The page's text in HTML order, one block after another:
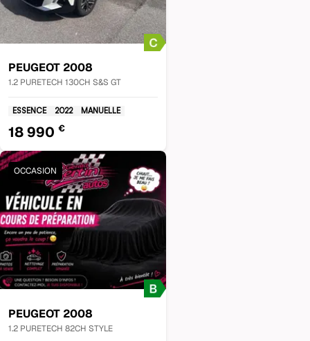
PEUGEOT 2008
1.2 PURETECH 130CH S&S GT
ESSENCE 2022 MANUELLE
18 990 €
OCCASION
PEUGEOT 2008
1.2 PURETECH 82CH STYLE